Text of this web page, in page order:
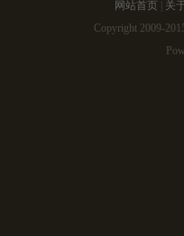
网站首页|
关
Copyright 2009-